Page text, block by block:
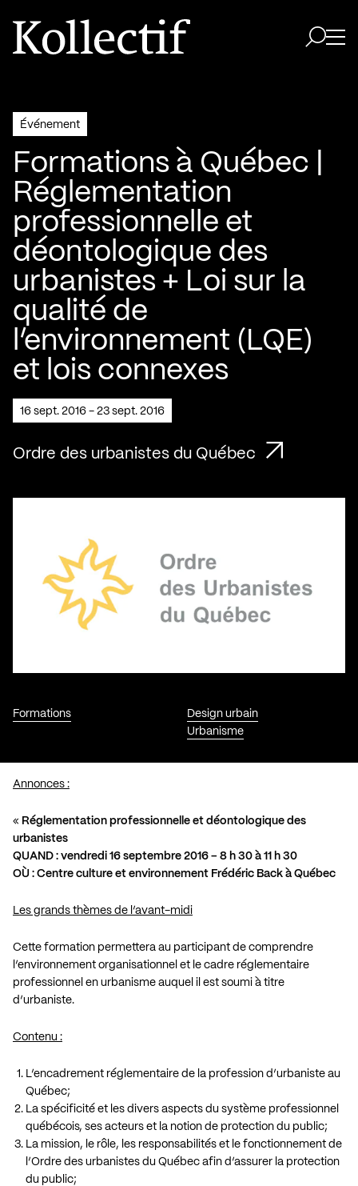
Aller à la page d'accueil
Logo Kollectif
Événement
Formations à Québec |
Réglementation
professionnelle et
déontologique des
urbanistes + Loi sur la
qualité de
l’environnement (LQE)
et lois connexes
16 sept. 2016 - 23 sept. 2016
Ordre des urbanistes du Québec
Formations
Design urbain
Urbanisme
Annonces :
« Réglementation professionnelle et déontologique des
urbanistes
QUAND : vendredi 16 septembre 2016 – 8 h 30 à 11 h 30
OÙ : Centre culture et environnement Frédéric Back à Québec
Les grands thèmes de l’avant-midi
Cette formation permettera au participant de comprendre
l’environnement organisationnel et le cadre réglementaire
professionnel en urbanisme auquel il est soumi à titre
d’urbaniste.
Contenu :
L’encadrement réglementaire de la profession d’urbaniste au
Québec;
La spécificité et les divers aspects du système professionnel
québécois, ses acteurs et la notion de protection du public;
La mission, le rôle, les responsabilités et le fonctionnement de
l’Ordre des urbanistes du Québec afin d’assurer la protection
du public;